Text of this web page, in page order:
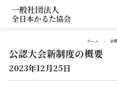
一般社団法人
全日本かるた協会
ホーム 会
公認大会新制度の概要
2023年12月25日